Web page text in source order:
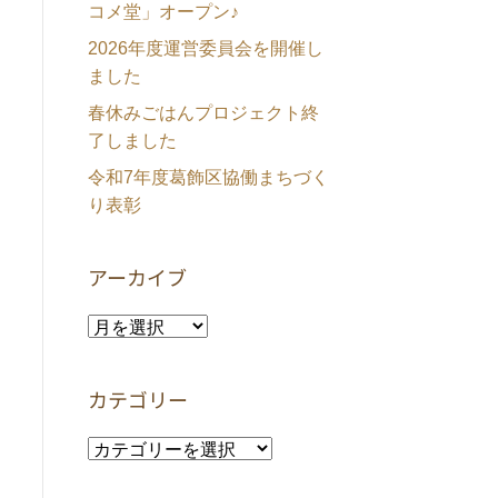
コメ堂」オープン♪
2026年度運営委員会を開催し
ました
春休みごはんプロジェクト終
了しました
令和7年度葛飾区協働まちづく
り表彰
アーカイブ
ア
イ
ブ
カテゴリー
カ